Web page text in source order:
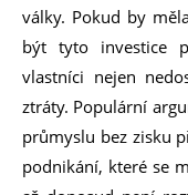
války. Pokud by
být tyto investice
vlastníci nejen
ztráty. Populární
průmyslu bez zisku
podnikání, které se